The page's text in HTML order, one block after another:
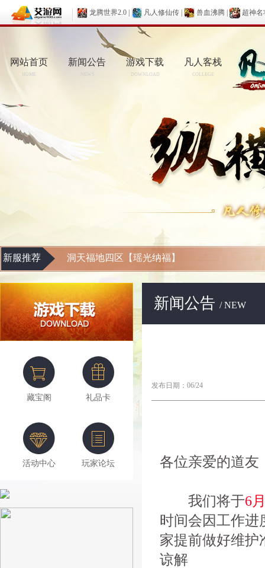
龙腾世界2.0 凡人修仙传 兽血沸腾 超神名
网站首页
HOME
新闻公告
NEWS
游戏下载
DOWNLOAD
凡人客栈
COLLEGE
新服推荐 洞天福地四区【瑶光纳福】
藏宝阁 礼品卡
活动中心 玩家论坛
新闻公告 / NEW
发布日期：06/24
各位亲爱的道友
我们将于6
时间会因工作进
家提前做好维护
谅解